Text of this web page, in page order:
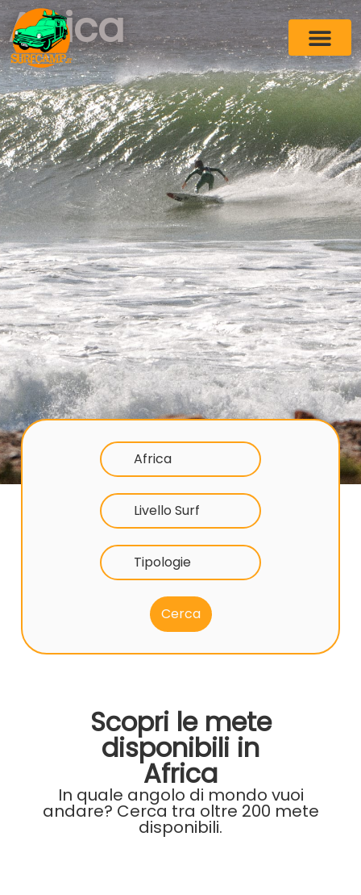
Africa
Africa
Livello Surf
Tipologie
Scopri le mete
disponibili in
Africa
In quale angolo di mondo vuoi
andare? Cerca tra oltre 200 mete
disponibili.